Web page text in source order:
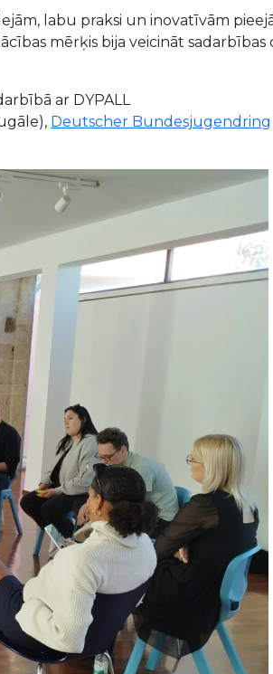
labu praksi un inovatīvām
mērķis bija veicināt sadarbības
ar DYPALL
Deutscher Bundesjugendring